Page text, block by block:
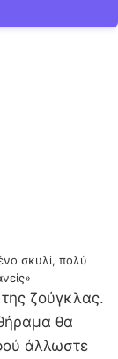
σκυλί, πολύ
ζούγκλας.
θα
άλλωστε